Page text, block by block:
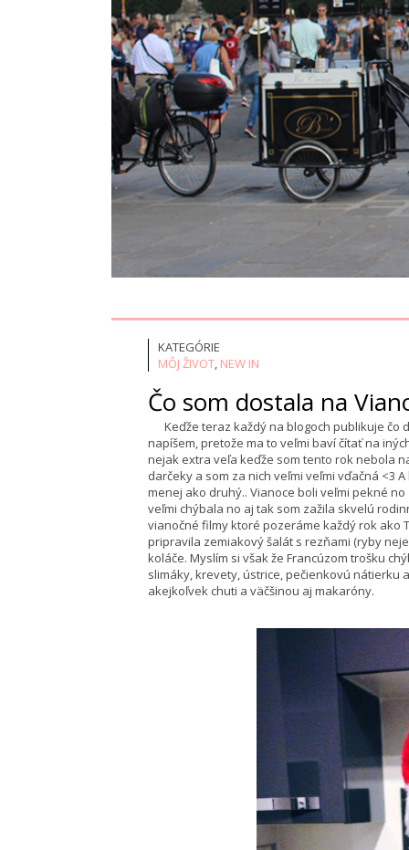
KATEGÓRIE
MÔJ ŽIVOT, NEW IN
Čo som dostala na
Keďže teraz každý na blogoch publikuje čo
napíšem, pretože ma to veľmi baví čítať na
nejak extra veľa keďže som tento rok nebola
darčeky a som za nich veľmi veľmi vďačná <3
menej ako druhý.. Vianoce boli veľmi pekné
veľmi chýbala no aj tak som zažila skvelú
vianočné filmy ktoré pozeráme každý rok ako
pripravila zemiakový šalát s rezňami (ryby
koláče. Myslím si však že Francúzom trošku
slimáky, krevety, ústrice, pečienkovú nátierku
akejkoľvek chuti a väčšinou aj makaróny.